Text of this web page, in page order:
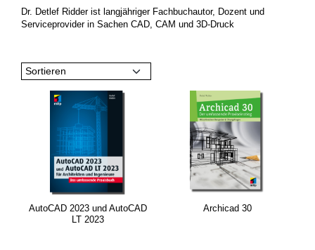
Dr. Detlef Ridder ist langjähriger Fachbuchautor, Dozent und
Serviceprovider in Sachen CAD, CAM und 3D-Druck
Sortieren
AutoCAD 2023 und AutoCAD
LT 2023
Archicad 30